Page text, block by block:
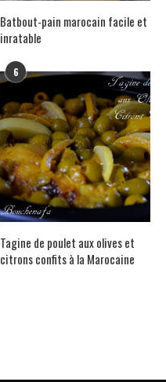
Batbout-pain marocain facile et
inratable
6
Tagine de poulet aux olives et
citrons confits à la Marocaine